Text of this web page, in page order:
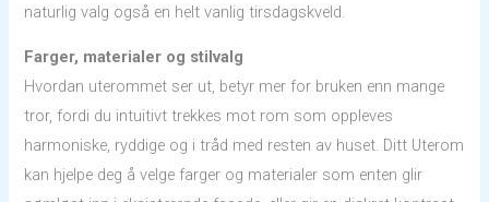
naturlig valg også en helt vanlig tirsdagskveld.
Farger, materialer og stilvalg
Hvordan uterommet ser ut, betyr mer for bruken enn mange
tror, fordi du intuitivt trekkes mot rom som oppleves
harmoniske, ryddige og i tråd med resten av huset. Ditt Uterom
kan hjelpe deg å velge farger og materialer som enten glir